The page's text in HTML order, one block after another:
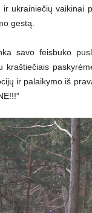
ukrainiečių vaikinai
gestą.
savo feisbuko
kraštiečiais
ir palaikymo iš